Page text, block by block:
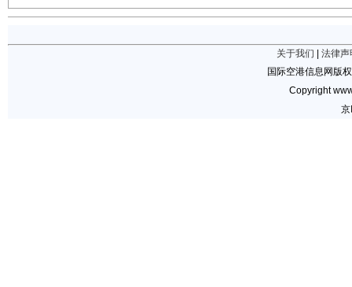
关于我们
法律声
国际空港信息网版
Copyright